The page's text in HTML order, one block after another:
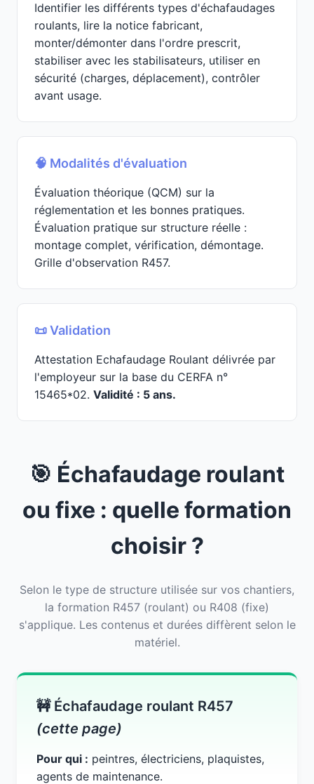
Identifier les différents types d'échafaudages
roulants, lire la notice fabricant,
monter/démonter dans l'ordre prescrit,
stabiliser avec les stabilisateurs, utiliser en
sécurité (charges, déplacement), contrôler
avant usage.
🧠 Modalités d'évaluation
Évaluation théorique (QCM) sur la
réglementation et les bonnes pratiques.
Évaluation pratique sur structure réelle :
montage complet, vérification, démontage.
Grille d'observation R457.
📜 Validation
Attestation Echafaudage Roulant délivrée par
l'employeur sur la base du CERFA n°
15465*02. Validité : 5 ans.
🎯 Échafaudage roulant
ou fixe : quelle formation
choisir ?
Selon le type de structure utilisée sur vos chantiers,
la formation R457 (roulant) ou R408 (fixe)
s'applique. Les contenus et durées diffèrent selon le
matériel.
🚧 Échafaudage roulant R457
(cette page)
Pour qui : peintres, électriciens, plaquistes,
agents de maintenance.